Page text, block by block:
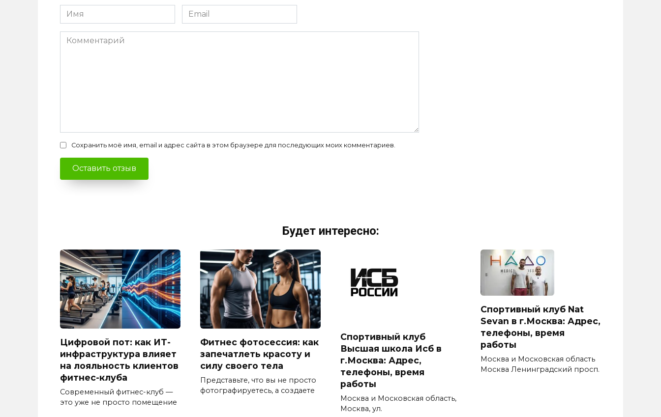
Имя
*
Email
*
Комментарий
Сохранить моё имя, email и адрес сайта в этом браузере для последующих моих комментариев.
Будет интересно:
Цифровой пот: как ИТ-
инфраструктура влияет
на лояльность клиентов
фитнес-клуба
Современный фитнес-клуб —
это уже не просто помещение
Фитнес фотосессия: как
запечатлеть красоту и
силу своего тела
Представьте, что вы не просто
фотографируетесь, а создаете
Спортивный клуб
Высшая школа Исб в
г.Москва: Адрес,
телефоны, время
работы
Москва и Московская область,
Москва, ул.
Спортивный клуб Nat
Sevan в г.Москва: Адрес,
телефоны, время
работы
Москва и Московская область
Москва Ленинградский просп.